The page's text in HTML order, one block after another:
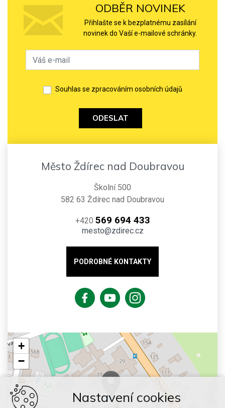
ODBĚR NOVINEK
Přihlašte se k bezplatnému zasílání
novinek do Vaší e-mailové schránky.
Souhlas se zpracováním osobních údajů
ODESLAT
Město Ždírec nad Doubravou
Školní 500
582 63 Ždírec nad Doubravou
+420 569 694 433
mesto@zdirec.cz
PODROBNÉ KONTAKTY
+
−
Nastavení cookies